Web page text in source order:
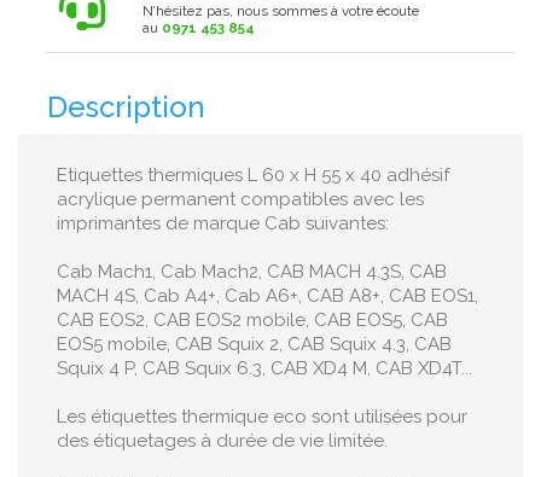
N’hésitez pas, nous sommes à votre écoute
au 0971 453 854
Description
Etiquettes thermiques L 60 x H 55 x 40 adhésif
acrylique permanent compatibles avec les
imprimantes de marque Cab suivantes:
Cab Mach1, Cab Mach2, CAB MACH 4.3S, CAB
MACH 4S, Cab A4+, Cab A6+, CAB A8+, CAB EOS1,
CAB EOS2, CAB EOS2 mobile, CAB EOS5, CAB
EOS5 mobile, CAB Squix 2, CAB Squix 4.3, CAB
Squix 4 P, CAB Squix 6.3, CAB XD4 M, CAB XD4T...
Les étiquettes thermique eco sont utilisées pour
des étiquetages à durée de vie limitée.